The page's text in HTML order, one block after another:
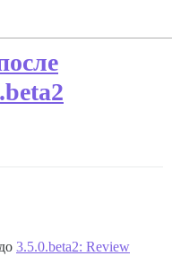
3.5.0.beta2: Review